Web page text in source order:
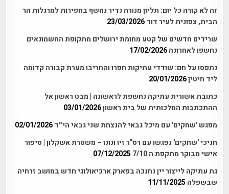
זה לא קורה כל יום: תליון מנורה נדיר נחשף בחפירות למרגלות הר
הבית, צפונית לעיר דוד 23/03/2026
שרידים חדשים של קטע מחומת ירושלים מתקופת החשמונאים
נחשפו לאחרונה 17/02/2026
נתפסו על חם: שודדי עתיקות חפרו והחריבו מערת קבורה קדומה
ליד חיטין20/01/2026
כתובת אשורית עתיקה נחשפת לראשונה | מבט ראשון אל
ההתכתבות המלכותית של בית ראשון03/01/2026
מפגש 'שחקים' עם מיכל גבאי להנצחת שני גבאי הי״ד 02/01/2026
חניכי 'שחקים' נפגשו עם רס"ר זיו ונונו – משטרת אשקלון | סיפור
אישי מבוקר מתקפת ה 7/10
07/12/2025
גת עתיקה לייצור יין נחנכה בפארק ארכיאולוגי חדש במושב זרחיה
שבשפלה 11/11/2025